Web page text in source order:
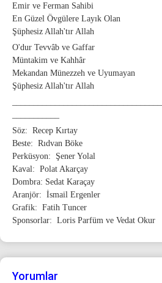
Emir ve Ferman Sahibi
En Güzel Övgülere Layık Olan
Şüphesiz Allah'tır Allah
O'dur Tevvâb ve Gaffar
Müntakim ve Kahhâr
Mekandan Münezzeh ve Uyumayan
Şüphesiz Allah'tır Allah
Söz: Recep Kırtay
Beste: Rıdvan Böke
Perküsyon: Şener Yolal
Kaval: Polat Akarçay
Dombra: Sedat Karaçay
Aranjör: İsmail Ergenler
Grafik: Fatih Tuncer
Sponsorlar: Loris Parfüm ve Vedat Okur
Yorumlar